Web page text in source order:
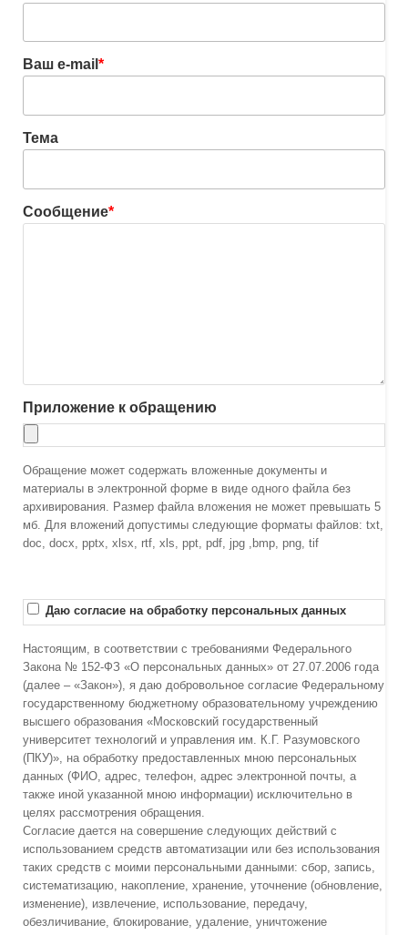
Ваш e-mail *
Тема
Сообщение*
Приложение к обращению
Обращение может содержать вложенные документы и
материалы в электронной форме в виде одного файла без
архивирования. Размер файла вложения не может превышать 5
мб. Для вложений допустимы следующие форматы файлов: txt,
doc, docx, pptx, xlsx, rtf, xls, ppt, pdf, jpg ,bmp, png, tif
Даю согласие на обработку персональных данных
Настоящим, в соответствии с требованиями Федерального
Закона № 152-ФЗ «О персональных данных» от 27.07.2006 года
(далее – «Закон»), я даю добровольное согласие Федеральному
государственному бюджетному образовательному учреждению
высшего образования «Московский государственный
университет технологий и управления им. К.Г. Разумовского
(ПКУ)», на обработку предоставленных мною персональных
данных (ФИО, адрес, телефон, адрес электронной почты, а
также иной указанной мною информации) исключительно в
целях рассмотрения обращения.
Согласие дается на совершение следующих действий с
использованием средств автоматизации или без использования
таких средств с моими персональными данными: сбор, запись,
систематизацию, накопление, хранение, уточнение (обновление,
изменение), извлечение, использование, передачу,
обезличивание, блокирование, удаление, уничтожение